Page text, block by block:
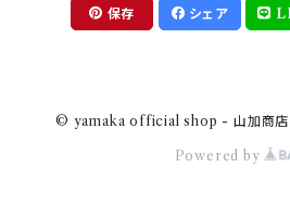
ちびまる子ちゃんandクレヨンしんちゃ
【山加商店×yaeko】migratory bird
HAPPY DINING(ハッピーダイニング)
保存 シェア
© yamaka official shop - 山加商店
Powered by